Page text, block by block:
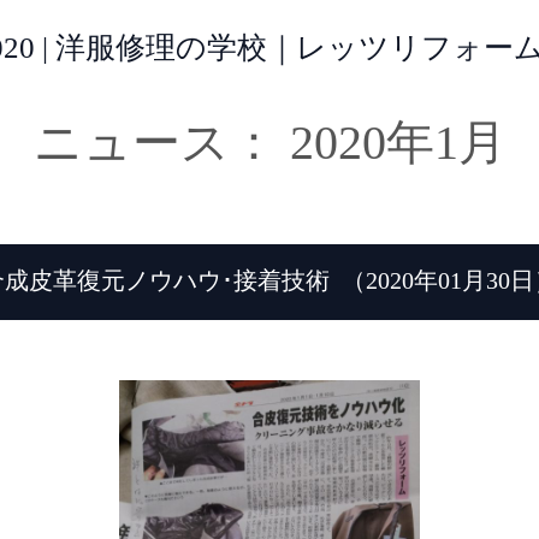
| 洋服修理の学校｜レッツリフォー
ニュース： 2020年1月
成皮革復元ノウハウ･接着技術 （2020年01月30日